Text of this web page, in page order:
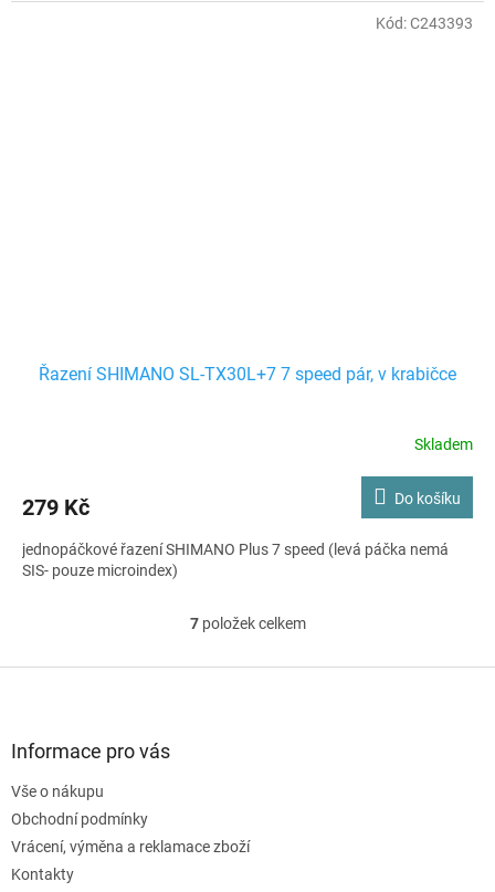
Řazení SHIMANO SL-TX30L+7 7 speed pár, v krabičce
Skladem
279 Kč Do košíku
jednopáčkové řazení SHIMANO Plus 7 speed (levá páčka nemá
SIS- pouze microindex)
Kód:C243393
O
l
v
7položek celkem
Informace pro vás
Vše o nákupu
Obchodní podmínky
Vrácení, výměna a reklamace zboží
Kontakty